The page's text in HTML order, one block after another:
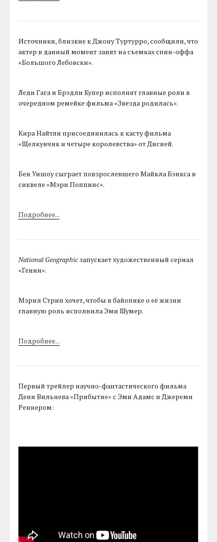
Источники, близкие к Джону Туртурро, сообщили, что
актер в данный момент занят на съемках спин-оффа
«Большого Лебовски».
Леди Гага и Брэдли Купер исполнят главные роли в
очередном ремейке фильма «Звезда родилась».
Кира Найтли присоединилась к касту фильма
«Щелкунчик и четыре королевства» от Дисней.
Бен Уишоу сыграет повзрослевшего Майкла Бэнкса в
сиквеле «Мэри Поппинс».
Подробнее...
National Geographic запускает художественный сериал
«Гении».
Мэрил Стрип хочет, чтобы в байопике о её жизни
главную роль исполнила Эми Шумер.
Подробнее...
Первый трейлер научно-фантастического фильма
Дени Вильнева «Прибытие» с Эми Адамс и Джереми
Реннером: